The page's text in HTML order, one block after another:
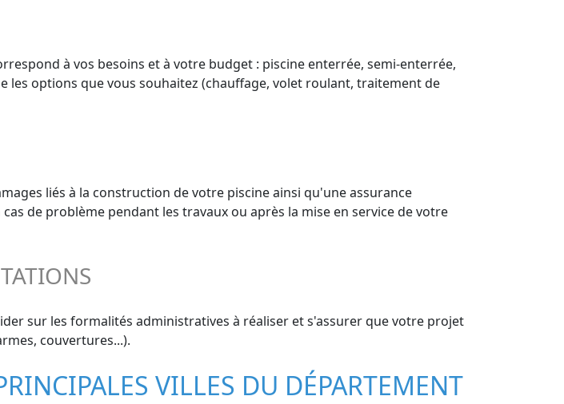
à vos besoins et à votre budget : piscine enterrée, semi-enterrée,
les options que vous souhaitez (chauffage, volet roulant, traitement de
liés à la construction de votre piscine ainsi qu'une assurance
de problème pendant les travaux ou après la mise en service de votre
sur les formalités administratives à réaliser et s'assurer que votre projet
couvertures...).
VILLES DU DÉPARTEMENT